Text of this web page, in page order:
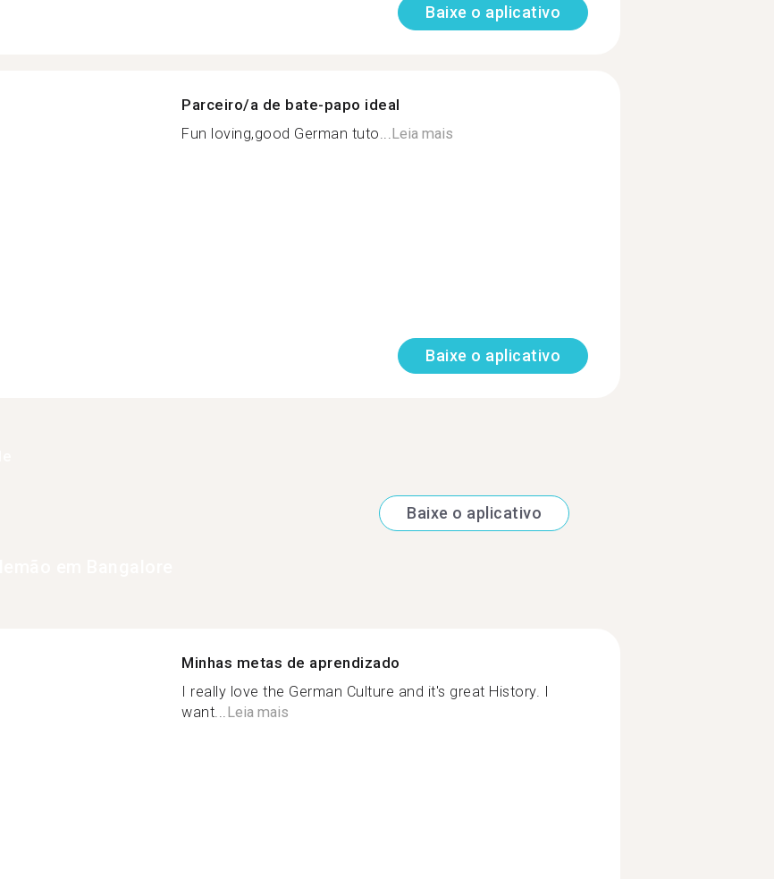
Baixe o aplicativo
Parceiro/a de bate-papo ideal
Fun loving,good German tuto...Leia mais
Baixe o aplicativo
Baixe o aplicativo
Minhas metas de aprendizado
I really love the German Culture and it's great History. I
want... Leia mais